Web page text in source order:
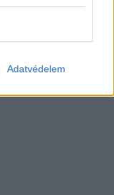
Adatvédelem